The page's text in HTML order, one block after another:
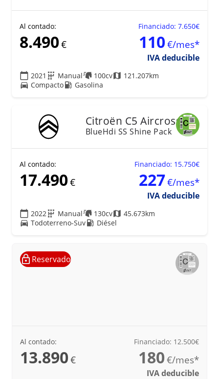
Al contado:
8.490€
Financiado: 7.650€
110€/mes*
IVA deducible
2021 Manual 100cv
121.207km
Compacto
Gasolina
Citroën C5 Aircross
BlueHdi SS Shine Pack
Al contado:
17.490€
Financiado: 15.750€
227€/mes*
IVA deducible
2022 Manual 130cv
45.673km
Todoterreno-Suv
Diésel
Reservado
Al contado:
13.890€
Financiado: 12.500€
180€/mes*
IVA deducible